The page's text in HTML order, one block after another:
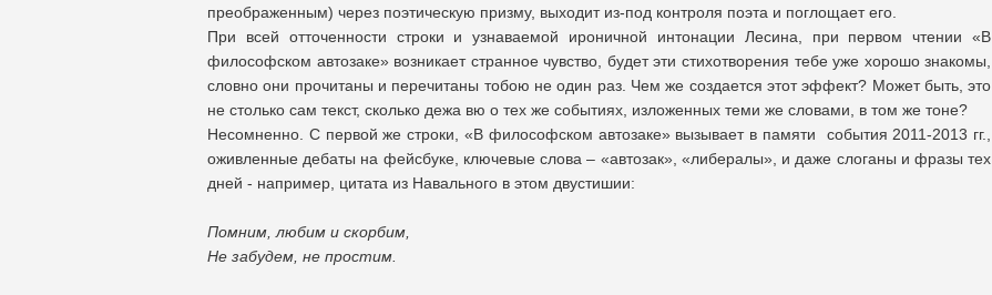
преображенным) через поэтическую призму, выходит из-под контроля поэта и поглощает его.
При всей отточенности строки и узнаваемой ироничной интонации Лесина, при первом чтении «В
философском автозаке» возникает странное чувство, будет эти стихотворения тебе уже хорошо знакомы,
словно они прочитаны и перечитаны тобою не один раз. Чем же создается этот эффект? Может быть, это
не столько сам текст, сколько дежа вю о тех же событиях, изложенных теми же словами, в том же тоне?
Несомненно. С первой же строки, «В философском автозаке» вызывает в памяти события 2011-2013 гг.,
оживленные дебаты на фейсбуке, ключевые слова – «автозак», «либералы», и даже слоганы и фразы тех
дней - например, цитата из Навального в этом двустишии:
Помним, любим и скорбим,
Не забудем, не простим.